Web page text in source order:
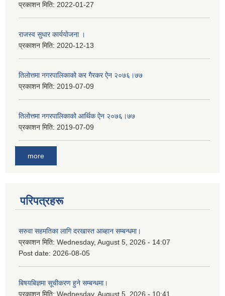
प्रकाशन मिति: 2022-01-27
राजस्व सुधार कार्ययाेजना ।
प्रकाशन मिति: 2020-12-13
तिलोत्तमा नगरपालिकाको कर गैरकर ऐन २०७६।७७
प्रकाशन मिति: 2019-07-09
तिलोत्तमा नगरपालिकाको आर्थिक ऐन २०७६।७७
प्रकाशन मिति: 2019-07-09
more
परिपत्रहरू
सरुवा सहमतिका लागि दरखास्त आब्हान सम्बन्धमा।
प्रकाशन मिति: Wednesday, August 5, 2026 - 14:07
Post date: 2026-08-05
बिषयबिज्ञमा सूचीकरण हुने सम्बन्धमा।
प्रकाशन मिति: Wednesday, August 5, 2026 - 10:41